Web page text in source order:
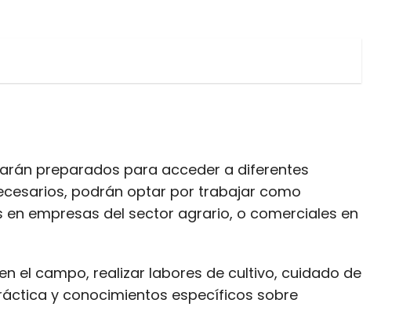
preparados para acceder a diferentes
podrán optar por trabajar como
empresas del sector agrario, o comerciales en
el campo, realizar labores de cultivo, cuidado de
y conocimientos específicos sobre